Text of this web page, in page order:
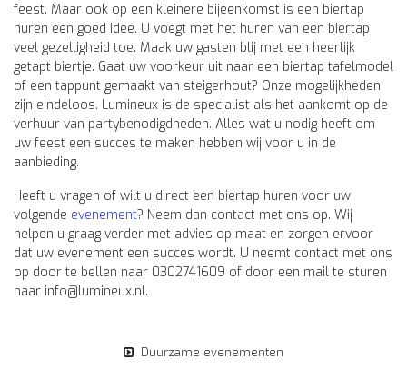
feest. Maar ook op een kleinere bijeenkomst is een biertap
huren een goed idee. U voegt met het huren van een biertap
veel gezelligheid toe. Maak uw gasten blij met een heerlijk
getapt biertje. Gaat uw voorkeur uit naar een biertap tafelmodel
of een tappunt gemaakt van steigerhout? Onze mogelijkheden
zijn eindeloos. Lumineux is de specialist als het aankomt op de
verhuur van partybenodigdheden. Alles wat u nodig heeft om
uw feest een succes te maken hebben wij voor u in de
aanbieding.
Heeft u vragen of wilt u direct een biertap huren voor uw
volgende evenement? Neem dan contact met ons op. Wij
helpen u graag verder met advies op maat en zorgen ervoor
dat uw evenement een succes wordt. U neemt contact met ons
op door te bellen naar 0302741609 of door een mail te sturen
naar info@lumineux.nl.
Duurzame evenementen